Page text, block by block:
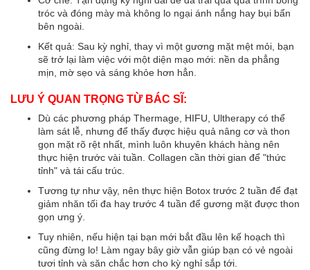
tróc và đóng mày mà không lo ngại ánh nắng hay bụi bẩn
bên ngoài.
Kết quả: Sau kỳ nghỉ, thay vì một gương mặt mệt mỏi, bạn
sẽ trở lại làm việc với một diện mạo mới: nền da phẳng
mịn, mờ sẹo và sáng khỏe hơn hẳn.
LƯU Ý QUAN TRỌNG TỪ BÁC SĨ:
Dù các phương pháp Thermage, HIFU, Ultherapy có thể
làm sát lễ, nhưng để thấy được hiệu quả nâng cơ và thon
gọn mặt rõ rệt nhất, mình luôn khuyên khách hàng nên
thực hiện trước vài tuần. Collagen cần thời gian để "thức
tỉnh" và tái cấu trúc.
Tương tự như vậy, nên thực hiện Botox trước 2 tuần để đạt
giảm nhăn tối đa hay trước 4 tuần để gương mặt được thon
gọn ưng ý.
Tuy nhiên, nếu hiện tại bạn mới bắt đầu lên kế hoạch thì
cũng đừng lo! Làm ngay bây giờ vẫn giúp bạn có vẻ ngoài
tươi tỉnh và săn chắc hơn cho kỳ nghỉ sắp tới.